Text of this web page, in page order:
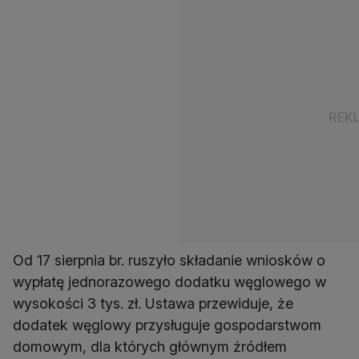
Od 17 sierpnia br. ruszyło składanie wniosków o
wypłatę jednorazowego dodatku węglowego w
wysokości 3 tys. zł. Ustawa przewiduje, że
dodatek węglowy przysługuje gospodarstwom
domowym, dla których głównym źródłem